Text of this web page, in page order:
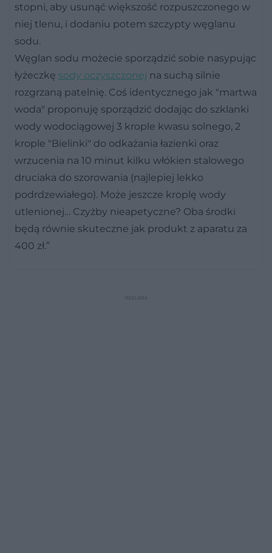
stopni, aby usunąć większość rozpuszczonego w
niej tlenu, i dodaniu potem szczypty węglanu
sodu.
Węglan sodu możecie sporządzić sobie nasypując
łyżeczkę sody oczyszczonej na suchą silnie
rozgrzaną patelnię. Coś identycznego jak "martwa
woda" proponuję sporządzić dodając do szklanki
wody wodociągowej 3 krople kwasu solnego, 2
krople "Bielinki" do odkażania łazienki oraz
wrzucenia na 10 minut kilku włókien stalowego
druciaka do szorowania (najlepiej lekko
podrdzewiałego). Może jeszcze kroplę wody
utlenionej… Czyżby nieapetyczne? Oba środki
będą równie skuteczne jak produkt z aparatu za
400 zł.”